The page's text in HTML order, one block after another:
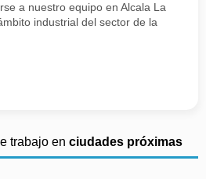
a nuestro equipo en Alcala La
industrial del sector de la
trabajo en ciudades próximas